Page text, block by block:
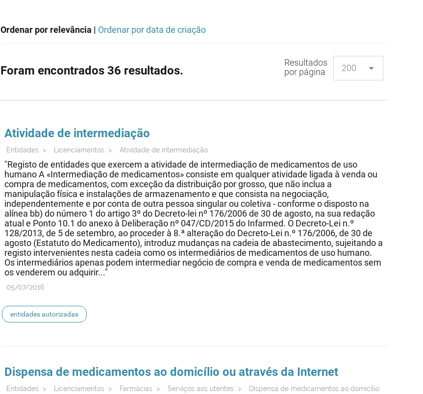
Ordenar por relevância | Ordenar por data de criação
Foram encontrados 36 resultados.
Resultados
por página
Atividade de intermediação
Entidades > Licenciamentos > Atividade de intermediação
"Registo de entidades que exercem a atividade de intermediação de medicamentos de uso
humano A «Intermediação de medicamentos» consiste em qualquer atividade ligada à venda ou
compra de medicamentos, com exceção da distribuição por grosso, que não inclua a
manipulação física e instalações de armazenamento e que consista na negociação,
independentemente e por conta de outra pessoa singular ou coletiva - conforme o disposto na
alínea bb) do número 1 do artigo 3º do Decreto-lei nº 176/2006 de 30 de agosto, na sua redação
atual e Ponto 10.1 do anexo à Deliberação nº 047/CD/2015 do Infarmed. O Decreto-Lei n.º
128/2013, de 5 de setembro, ao proceder à 8.ª alteração do Decreto-Lei n.º 176/2006, de 30 de
agosto (Estatuto do Medicamento), introduz mudanças na cadeia de abastecimento, sujeitando a
registo intervenientes nesta cadeia como os intermediários de medicamentos de uso humano.
Os intermediários apenas podem intermediar negócio de compra e venda de medicamentos sem
os venderem ou adquirir..."
05/07/2016
entidades autorizadas
Dispensa de medicamentos ao domicílio ou através da Internet
Entidades > Licenciamentos > Farmácias > Serviços aos utentes >
Dispensa de medicamentos ao domicílio